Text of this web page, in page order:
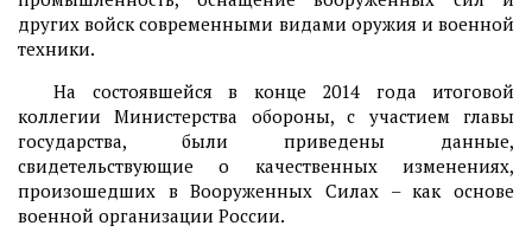
других войск современными видами оружия и военной
техники.
На состоявшейся в конце 2014 года итоговой
коллегии Министерства обороны, с участием главы
государства, были приведены данные,
свидетельствующие о качественных изменениях,
произошедших в Вооруженных Силах – как основе
военной организации России.